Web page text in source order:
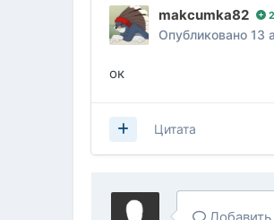
makcumka82
Опубликовано13
ок
Цитата